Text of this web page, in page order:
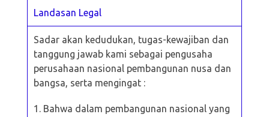
Landasan Legal
Sadar akan kedudukan, tugas-kewajiban dan
tanggung jawab kami sebagai pengusaha
perusahaan nasional pembangunan nusa dan
bangsa, serta mengingat :
Bahwa dalam pembangunan nasional yang